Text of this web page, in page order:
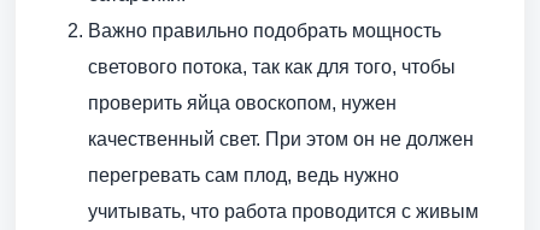
Важно правильно подобрать мощность
светового потока, так как для того, чтобы
проверить яйца овоскопом, нужен
качественный свет. При этом он не должен
перегревать сам плод, ведь нужно
учитывать, что работа проводится с живым